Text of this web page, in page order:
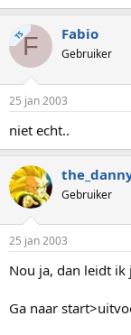
TSF Fabio
Gebruiker
25 jan 2003
niet echt..
Gebruiker
25 jan 2003
Nou ja, dan leidt
Ga naar